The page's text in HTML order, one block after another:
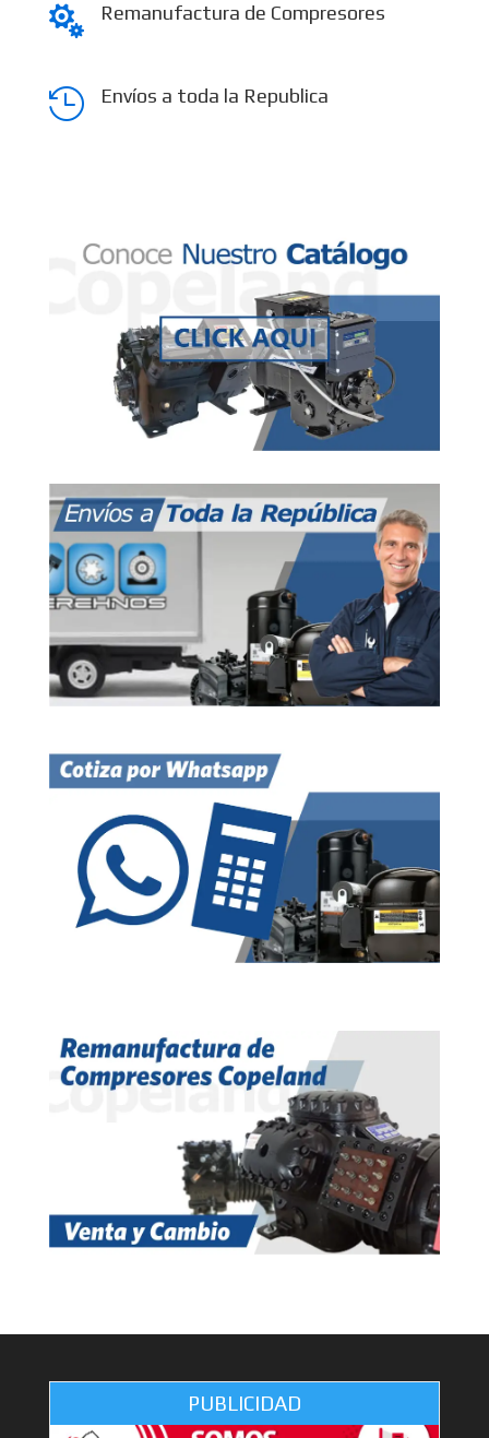
 Remanufactura de Compresores
 Envíos a toda la Republica
PUBLICIDAD